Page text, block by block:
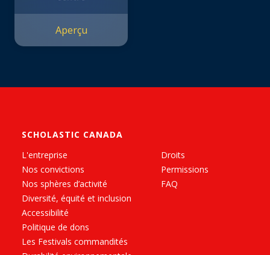
Aperçu
SCHOLASTIC CANADA
L'entreprise
Nos convictions
Nos sphères d’activité
Diversité, équité et inclusion
Accessibilité
Politique de dons
Les Festivals commandités
Droits
Permissions
FAQ